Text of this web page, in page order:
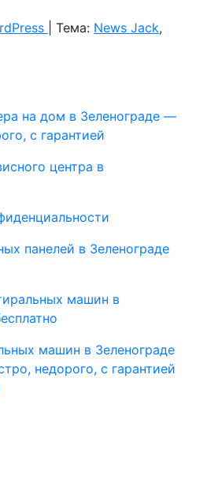
Тема: News Jack,
на дом в Зеленограде —
с гарантией
центра в
панелей в Зеленограде
машин в
машин в Зеленограде
недорого, с гарантией